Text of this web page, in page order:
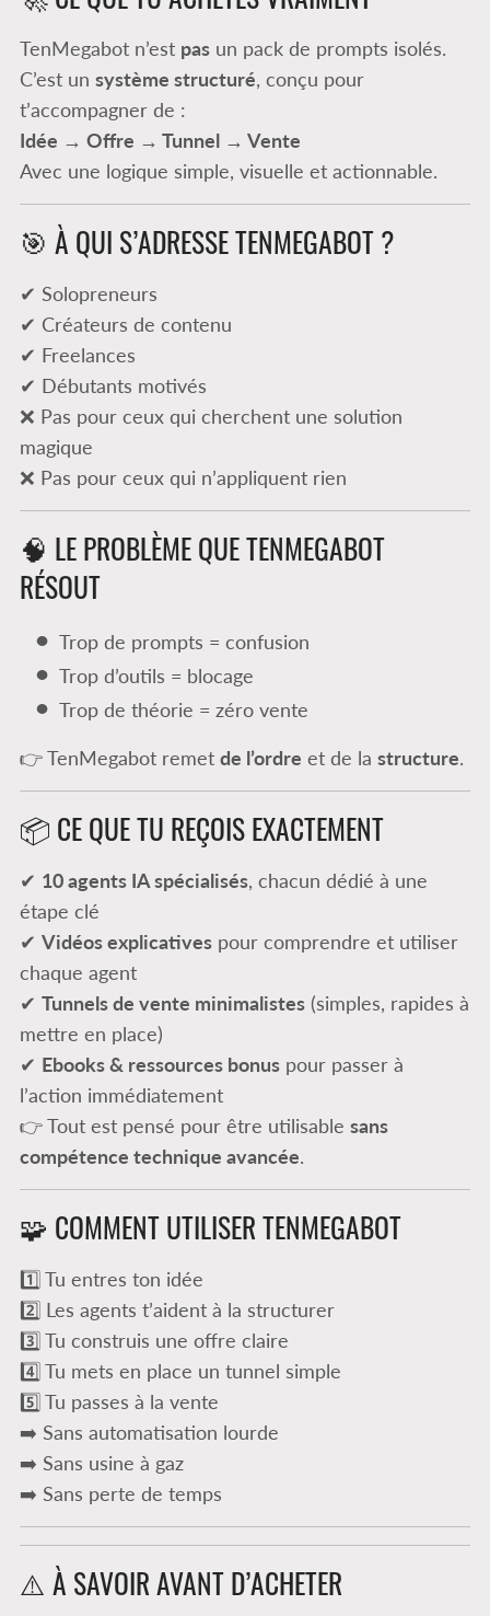
TenMegabot n’est pasun pack de prompts isolés.
C’est un système structuré, conçu pour
t’accompagner de :
Idée → Offre → Tunnel → Vente
Avec une logique simple, visuelle et actionnable.
🎯 À QUI S’ADRESSE TENMEGABOT ?
✔ Solopreneurs
✔ Créateurs de contenu
✔ Freelances
✔ Débutants motivés
❌ Pas pour ceux qui cherchent une solution
magique
❌ Pas pour ceux qui n’appliquent rien
🧠 LE PROBLÈME QUE TENMEGABOT
RÉSOUT
Trop de prompts = confusion
Trop d’outils = blocage
Trop de théorie = zéro vente
👉 TenMegabot remet de l’ordre et de la structure.
📦 CE QUE TU REÇOIS EXACTEMENT
✔ 10 agents IA spécialisés, chacun dédié à une
étape clé
✔ Vidéos explicativespour comprendre et utiliser
chaque agent
✔ Tunnels de vente minimalistes(simples, rapides à
mettre en place)
✔ Ebooks & ressources bonuspour passer à
l’action immédiatement
👉 Tout est pensé pour être utilisable sans
compétence technique avancée.
🧩 COMMENT UTILISER TENMEGABOT
1️⃣ Tu entres ton idée
2️⃣ Les agents t’aident à la structurer
3️⃣ Tu construis une offre claire
4️⃣ Tu mets en place un tunnel simple
5️⃣ Tu passes à la vente
➡️ Sans automatisation lourde
➡️ Sans usine à gaz
➡️ Sans perte de temps
⚠️ À SAVOIR AVANT D’ACHETER